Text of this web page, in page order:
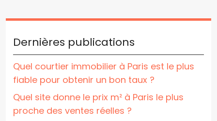
Dernières publications
Quel courtier immobilier à Paris est le plus
fiable pour obtenir un bon taux ?
Quel site donne le prix m² à Paris le plus
proche des ventes réelles ?